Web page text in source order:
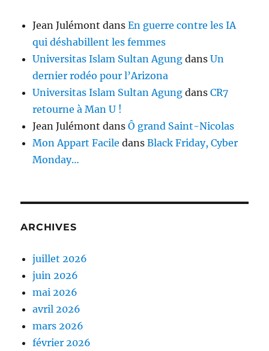
Jean Julémont dansEn guerre contre les IA
qui déshabillent les femmes
Universitas Islam Sultan Agung dansUn
dernier rodéo pour l’Arizona
Universitas Islam Sultan Agung dansCR7
retourne à Man U !
Jean Julémont dansÔ grand Saint-Nicolas
Mon Appart Facile dansBlack Friday, Cyber
Monday…
ARCHIVES
juillet 2026
juin 2026
mai 2026
avril 2026
mars 2026
février 2026